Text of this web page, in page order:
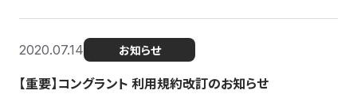
2020.07.14 お知らせ
【重要】コングラント 利用規約改訂のお知らせ